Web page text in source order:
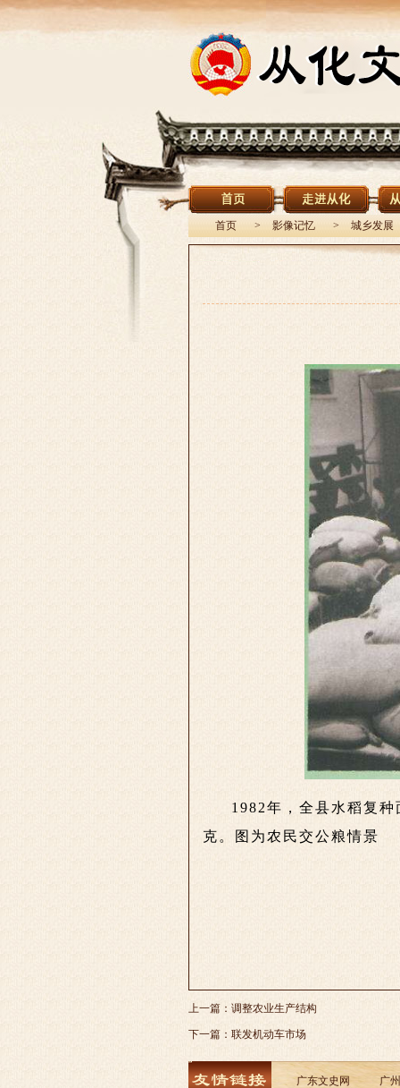
首页 > 影像记忆 > 城乡发展
1982年，全县水稻复
克。图为农民交公粮情景
上一篇： 调整农业生产结构
下一篇： 联发机动车市场
广东文史网 广